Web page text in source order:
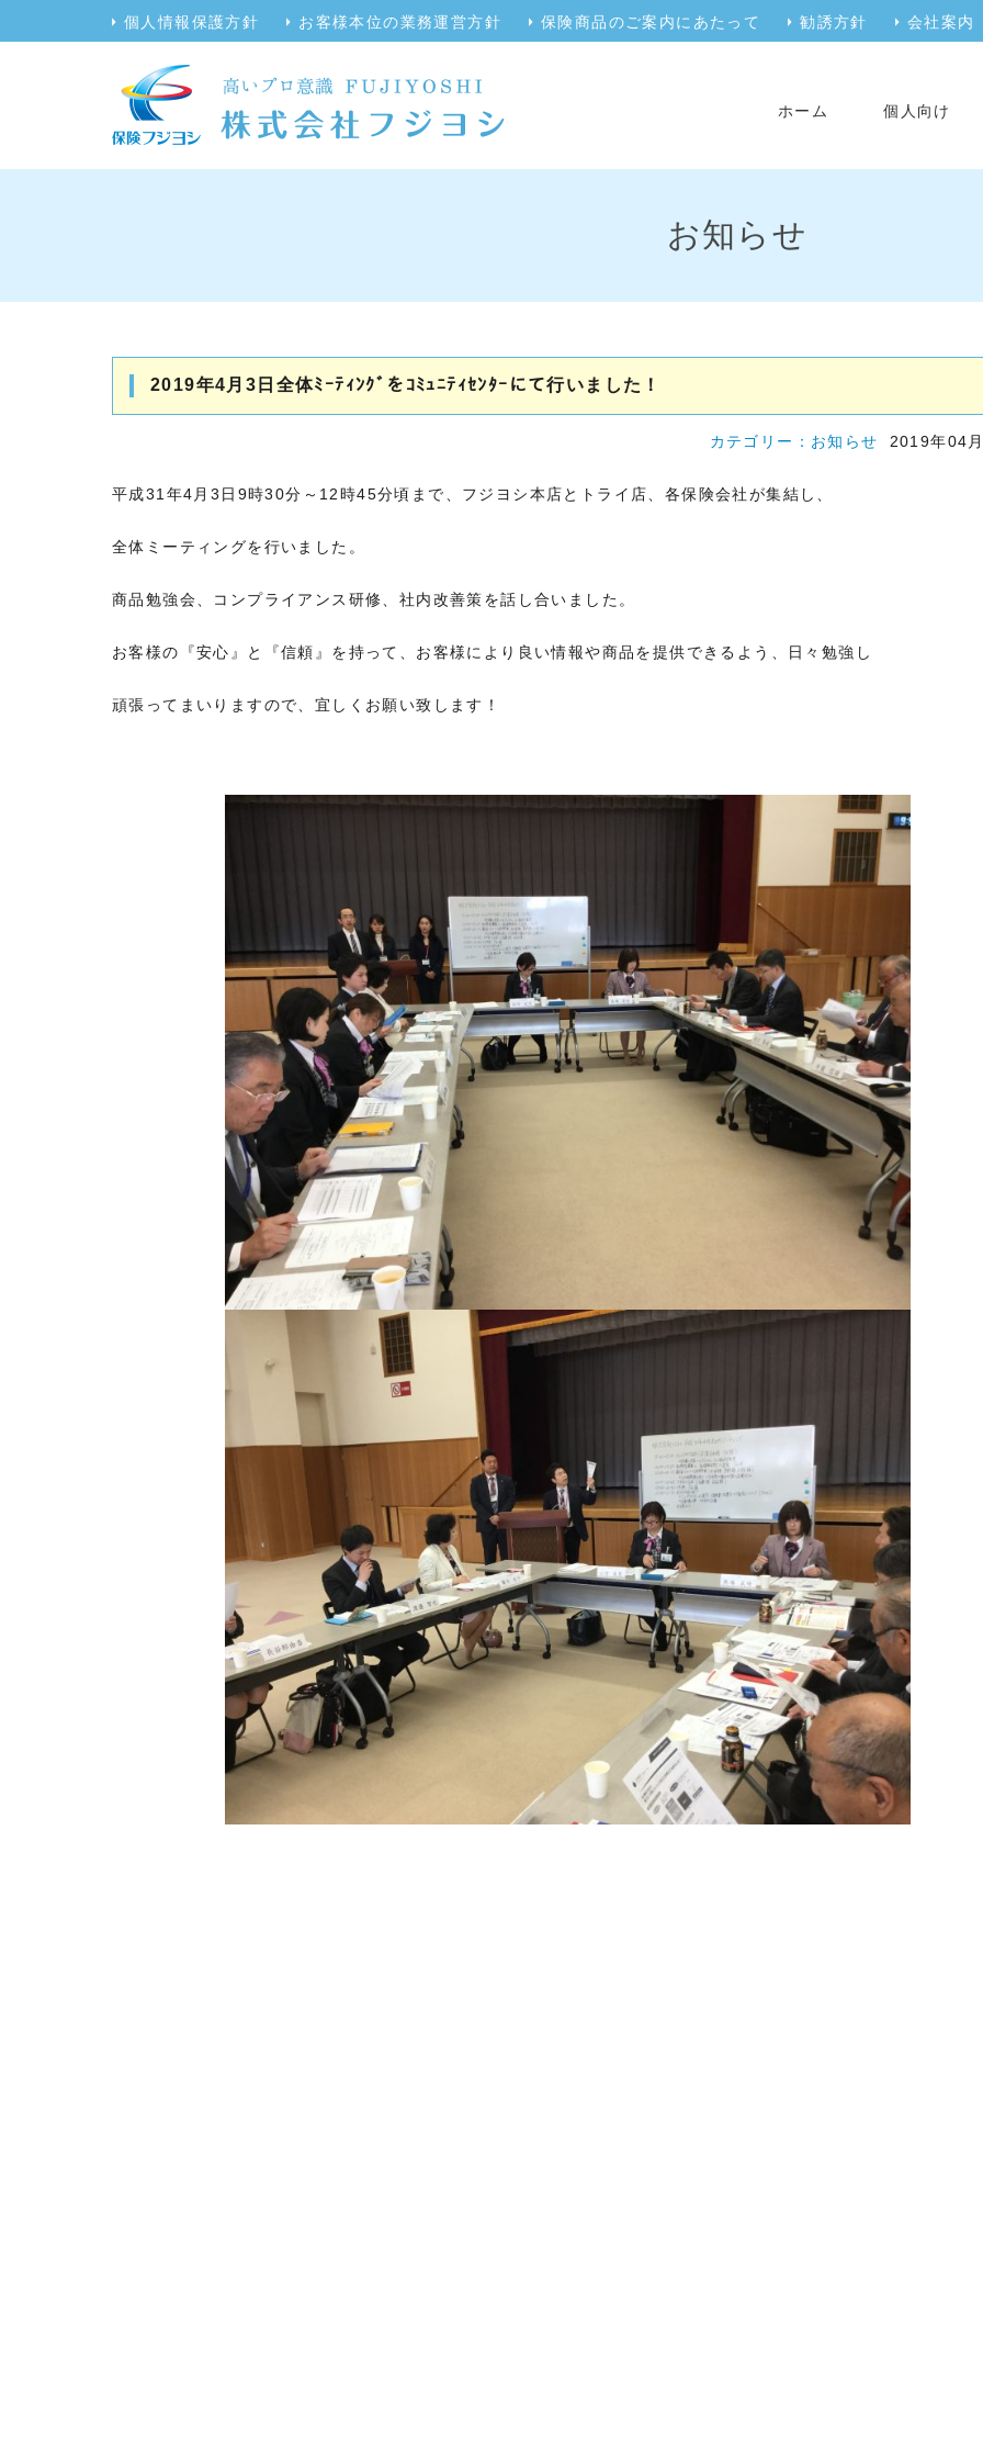
個人情報保護方針 お客様本位の業務運営方針 保険商品のご案内にあたって 勧誘方針 会社案内
ホーム 個人向け
お知らせ
2019年4月3日全体ﾐｰﾃｨﾝｸﾞをｺﾐｭﾆﾃｨｾﾝﾀｰにて行いました！
カテゴリー： お知らせ 2019年04
平成31年4月3日9時30分～12時45分頃まで、フジヨシ本店とトライ店、各保険会社が集結し、
全体ミーティングを行いました。
商品勉強会、コンプライアンス研修、社内改善策を話し合いました。
お客様の『安心』と『信頼』を持って、お客様により良い情報や商品を提供できるよう、日々勉強し
頑張ってまいりますので、宜しくお願い致します！